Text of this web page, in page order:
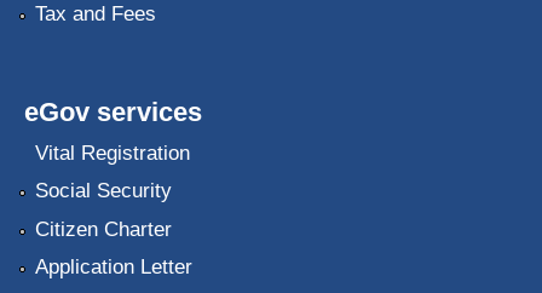
Tax and Fees
eGov services
Vital Registration
Social Security
Citizen Charter
Application Letter